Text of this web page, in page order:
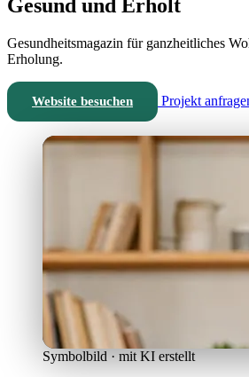
Gesund und Erholt
Gesundheitsmagazin für ganzheitliches
Erholung.
Website besuchen Projekt
Symbolbild · mit KI erstellt